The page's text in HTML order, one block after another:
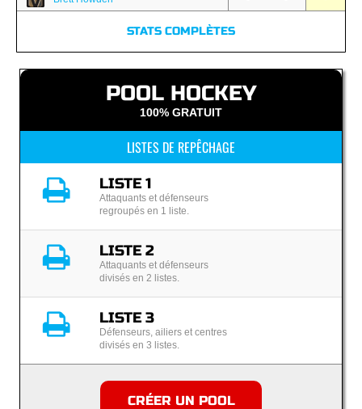
STATS COMPLÈTES
POOL HOCKEY
100% GRATUIT
LISTES DE REPÊCHAGE
LISTE 1
Attaquants et défenseurs
regroupés en 1 liste.
LISTE 2
Attaquants et défenseurs
divisés en 2 listes.
LISTE 3
Défenseurs, ailiers et centres
divisés en 3 listes.
CRÉER UN POOL